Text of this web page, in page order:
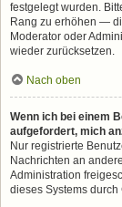
festgelegt wurden.
Rang zu erhöhen —
Moderator oder
wieder zurücksetzen.
Nach oben
Wenn ich bei einem
aufgefordert, mich
Nur registrierte
Nachrichten an
Administration
dieses Systems